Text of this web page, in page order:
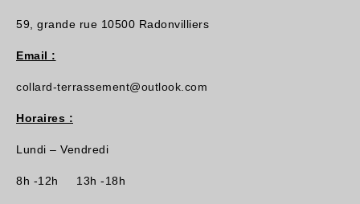
59, grande rue 10500 Radonvilliers
Email :
collard-terrassement@outlook.com
Horaires :
Lundi – Vendredi
8h -12h 13h -18h